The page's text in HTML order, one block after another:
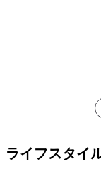
ライフスタイ